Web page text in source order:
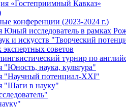
«Гостеприимный Кавказ»
конференции (2023-2024 г.)
исследователь в рамках
и искусств "Творческий
советов
турнир по
"Юность, наука, культура"
"Научный потенциал-XXI"
"Шаги в науку"